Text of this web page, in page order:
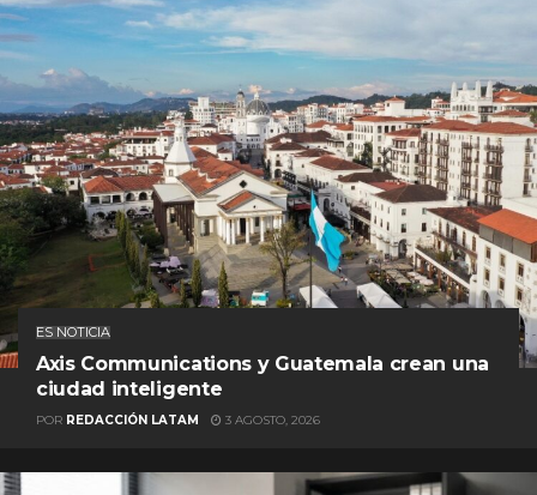
ES NOTICIA
Axis Communications y Guatemala crean una
ciudad inteligente
POR REDACCIÓN LATAM 3 AGOSTO, 2026